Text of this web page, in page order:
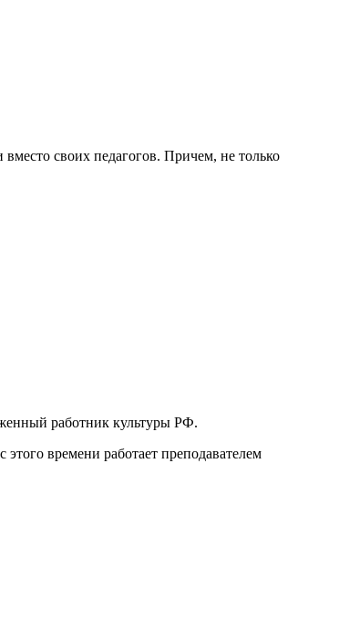
своих педагогов. Причем, не только
работник культуры РФ.
времени работает преподавателем